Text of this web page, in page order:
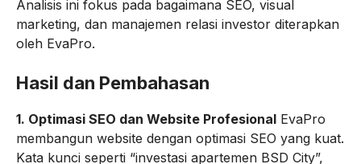
Analisis ini fokus pada bagaimana SEO, visual
marketing, dan manajemen relasi investor diterapkan
oleh EvaPro.
Hasil dan Pembahasan
1. Optimasi SEO dan Website Profesional EvaPro
membangun website dengan optimasi SEO yang kuat.
Kata kunci seperti “investasi apartemen BSD City”,